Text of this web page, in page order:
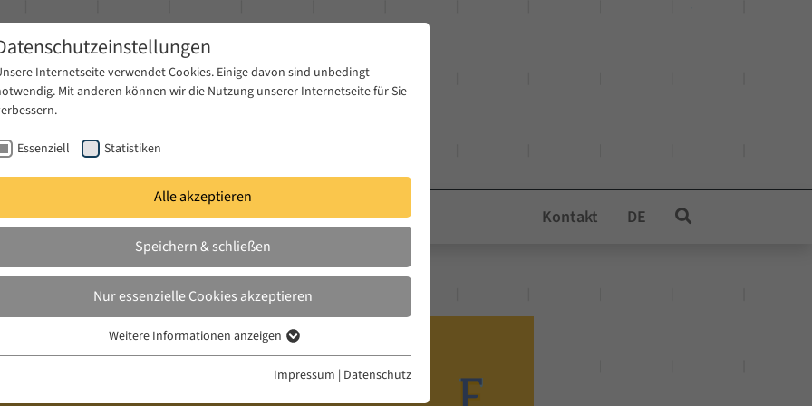
Publikationen Projekte News & Presse Kontakt DE
Internetseite verwendet Cookies. Einige davon sind unbedingt
Mit anderen können wir die Nutzung unserer Internetseite für Sie
Essenziell Statistiken
Alle akzeptieren
Speichern & schließen
Nur essenzielle Cookies akzeptieren
Essenzielle Cookies werden für grundlegende Funktionen der Webseite
Weitere Informationen anzeigen
Impressum | Datenschutz